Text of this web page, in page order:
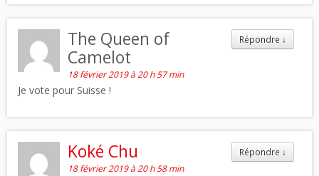
Répondre ↓
The Queen of
Camelot
18 février 2019 à 20 h 57 min
Je vote pour Suisse !
Répondre ↓
Koké Chu
18 février 2019 à 20 h 58 min